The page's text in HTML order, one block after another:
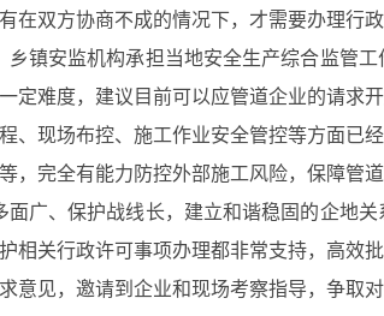
在双方协商不成的情况下，才需要办理行
乡镇安监机构承担当地安全生产综合监管
定难度，建议目前可以应管道企业的请求
、现场布控、施工作业安全管控等方面已
，完全有能力防控外部施工风险，保障管
面广、保护战线长，建立和谐稳固的企地
相关行政许可事项办理都非常支持，高效
意见，邀请到企业和现场考察指导，争取